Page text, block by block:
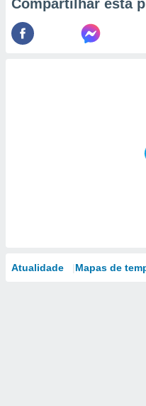
Compartilhar esta
Atualidade Mapas de